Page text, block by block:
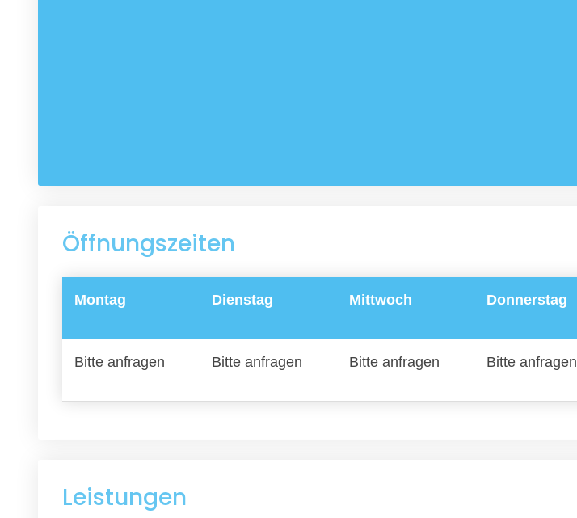
Öffnungszeiten
Montag Dienstag Mittwoch Donnerstag
Bitte anfragen Bitte anfragen Bitte anfragen Bitte anfragen
Leistungen